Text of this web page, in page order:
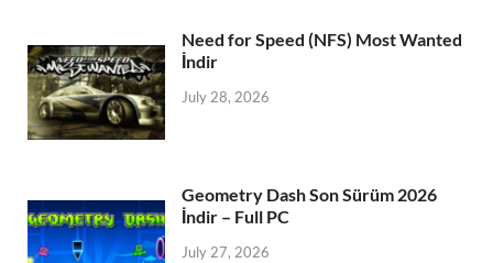
Need for Speed (NFS) Most Wanted
İndir
July 28, 2026
Geometry Dash Son Sürüm 2026
İndir – Full PC
July 27, 2026